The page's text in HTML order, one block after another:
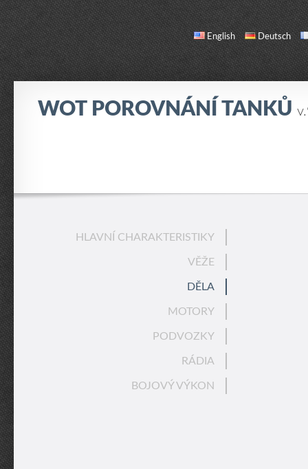
English Deutsch
WOT POROVNÁNÍ TANKŮ
HLAVNÍ CHARAKTERISTIKY
VĚŽE
DĚLA
MOTORY
PODVOZKY
RÁDIA
BOJOVÝ VÝKON